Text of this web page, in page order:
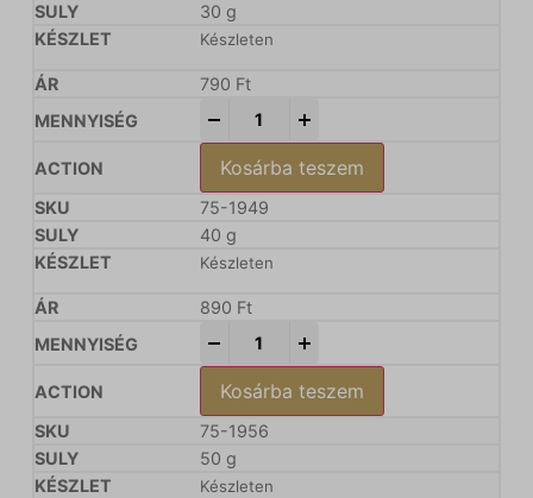
30 g
Készleten
790 Ft
Kosárba teszem
75-1949
40 g
Készleten
890 Ft
Kosárba teszem
75-1956
50 g
Készleten